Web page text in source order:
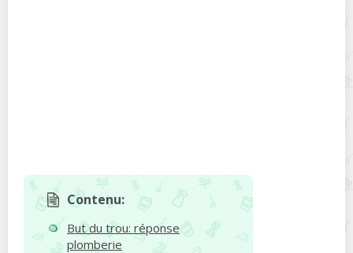
Contenu:
But du trou: réponse
plomberie